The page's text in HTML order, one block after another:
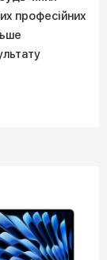
професійних